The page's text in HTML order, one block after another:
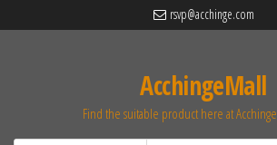
rsvp@acchinge.com
AcchingeMall
Find the suitable product here at